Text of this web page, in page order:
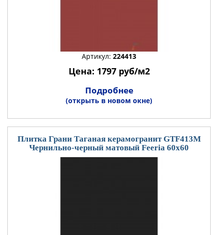
Артикул: 224413
Цена: 1797 руб/м2
Подробнее
(открыть в новом окне)
Плитка Грани Таганая керамогранит GTF413М
Чернильно-черный матовый Feeria 60x60